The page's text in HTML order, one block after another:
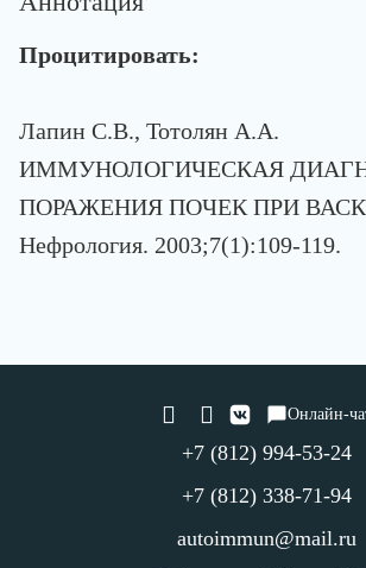
Процитировать:
Лапин С.В., Тотолян А.А.
ИММУНОЛОГИЧЕСКАЯ
ПОРАЖЕНИЯ ПОЧЕК ПРИ
Нефрология. 2003;7(1):109-119.
Онлайн-
+7 (812) 994-53-24
+7 (812) 338-71-94
autoimmun@mail.ru